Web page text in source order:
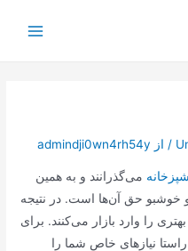
/ از admindji0wn4rh54y
می‌گذرانند و به همین
خوشبو حق آن‌ها است. در نتیجه
را وارد بازار می‌کنند. برای
نیازهای خاص شما را